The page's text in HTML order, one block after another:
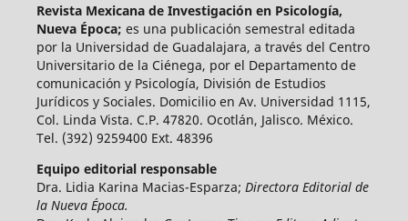
Revista Mexicana de Investigación en Psicología,
Nueva Época; es una publicación semestral editada
por la Universidad de Guadalajara, a través del Centro
Universitario de la Ciénega, por el Departamento de
comunicación y Psicología, División de Estudios
Jurídicos y Sociales. Domicilio en Av. Universidad 1115,
Col. Linda Vista. C.P. 47820. Ocotlán, Jalisco. México.
Tel. (392) 9259400 Ext. 48396
Equipo editorial responsable
Dra. Lidia Karina Macias-Esparza; Directora Editorial de
la Nueva Época.